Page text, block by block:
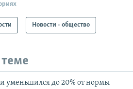
Новости - общество
уменьшился до 20% от нормы